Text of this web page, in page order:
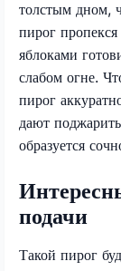
толстым дном,
пирог
яблоками
слабом огне.
пирог
дают
образуется
подачи
Такой пирог